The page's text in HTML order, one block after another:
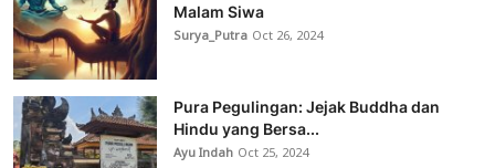
Malam Siwa
Surya_Putra Oct 26, 2024
Pura Pegulingan: Jejak Buddha dan
Hindu yang Bersa...
Ayu Indah Oct 25, 2024